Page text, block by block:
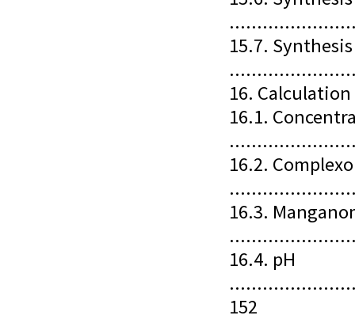
15.7.
16.
16.1.
16.2.
16.3.
16.4. pH
152